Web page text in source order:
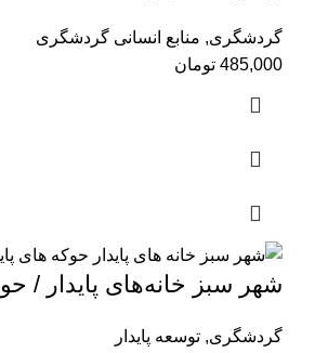
گردشگری, منابع انسانی گردشگری
485,000 تومان
شهر سبز خانه‌های پایدار /
گردشگری, توسعه پایدار